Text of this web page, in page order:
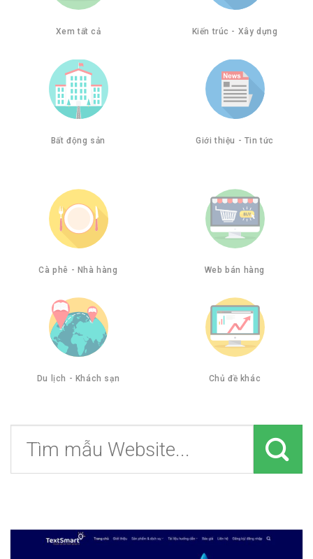
Xem tất cả Kiến trúc - Xây dựng
Bất động sản Giới thiệu - Tin tức
Cà phê - Nhà hàng Web bán hàng
Du lịch - Khách sạn Chủ đề khác
kiếm: